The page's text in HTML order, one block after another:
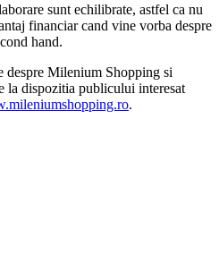
sunt echilibrate, astfel ca nu
financiar cand vine vorba despre
hand.
despre Milenium Shopping si
la dispozitia publicului interesat
.